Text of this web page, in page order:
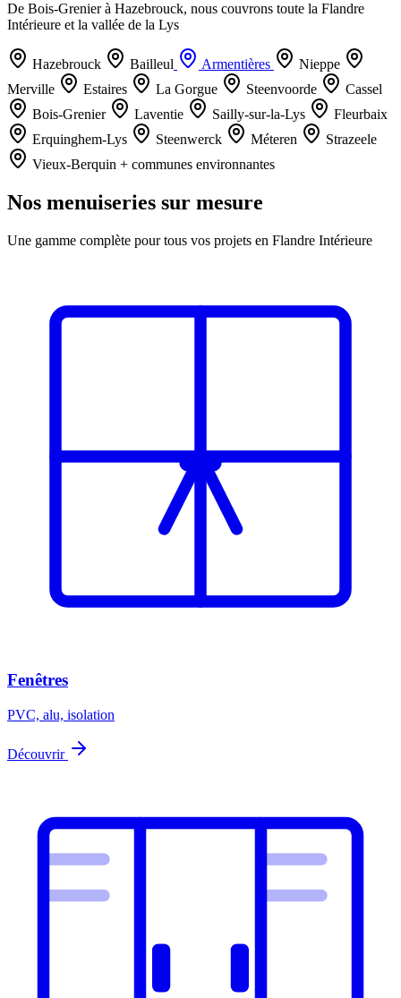
De Bois-Grenier à Hazebrouck, nous couvrons toute la Flandre
Intérieure et la vallée de la Lys
Hazebrouck Bailleul Armentières
Nieppe
Merville
Estaires La Gorgue Steenvoorde
Cassel
Bois-Grenier
Laventie Sailly-sur-la-Lys
Fleurbaix
Erquinghem-Lys
Steenwerck Méteren
Strazeele
Vieux-Berquin + communes environnantes
Nos menuiseries sur mesure
Une gamme complète pour tous vos projets en Flandre Intérieure
Fenêtres
PVC, alu, isolation
Découvrir